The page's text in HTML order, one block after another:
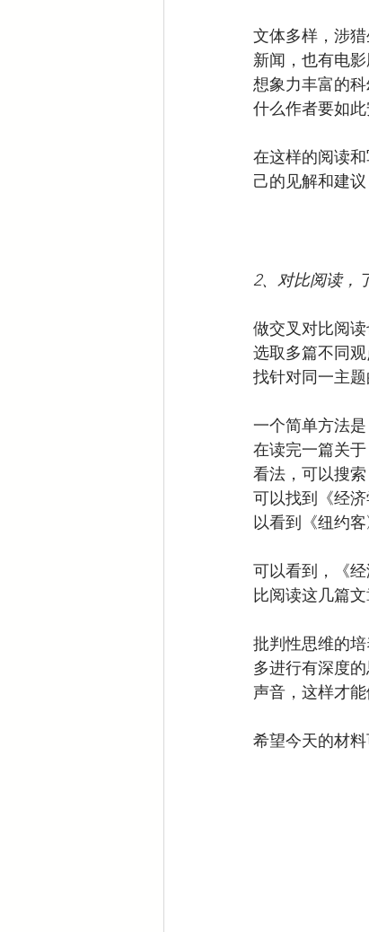
文体多样，涉
新闻，也有电
想象力丰富的
什么作者要如
在这样的阅读
己的见解和建议
2、对比阅读，
做交叉对比阅
选取多篇不同
找针对同一主
一个简单方法
在读完一篇关
看法，可以搜
可以找到《经
以看到《纽约客
可以看到，《
比阅读这几篇
批判性思维的
多进行有深度
声音，这样才能
希望今天的材料